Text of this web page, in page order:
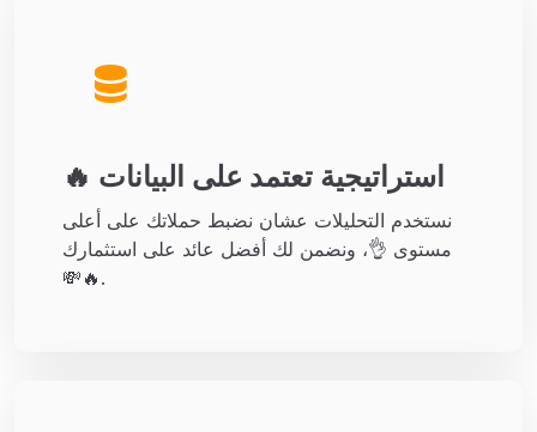
🔥 استراتيجية تعتمد على البيانات
نستخدم التحليلات عشان نضبط حملاتك على أعلى
مستوى 👌، ونضمن لك أفضل عائد على استثمارك
💸🔥.